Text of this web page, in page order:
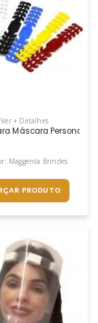
Para Ser Usada
Ver + Detalhes
Máscara
Maggenta Brindes
PRODUTO